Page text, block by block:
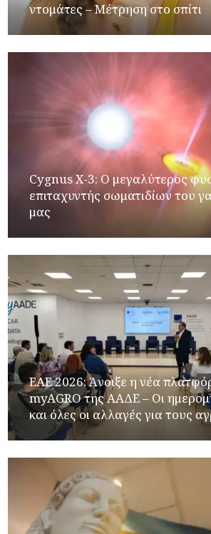
ντομάτες – Μέτρηση στο σπίτι
Cygnus X-3: Ο μεγαλύτερος
επιταχυντής σωματιδίων του
μας
ΕΑΕ 2026: Άνοιξε η νέα
myAGRO της ΑΑΔΕ – Οι
και όλες οι αλλαγές για τους